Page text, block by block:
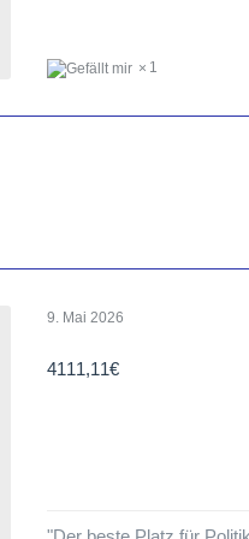
1
9. Mai 2026
4111,11€